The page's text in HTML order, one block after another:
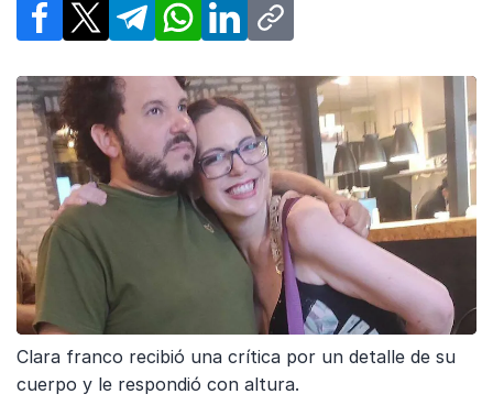
Facebook
X TelegramWhatsApp
LinkedInCopy link
Clara franco recibió una crítica por un detalle de su
cuerpo y le respondió con altura.